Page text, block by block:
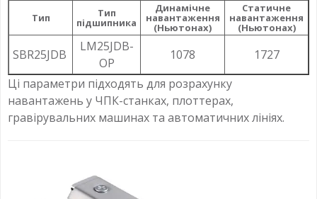
Тип Тип
підшипника
Динамічне
навантаження
(Ньютонах)
Статичне
навантаження
(Ньютонах)
SBR25JDB
LM25JDB-
OP
1078
1727
Ці параметри підходять для розрахунку
навантажень у ЧПК-станках, плоттерах,
гравірувальних машинах та автоматичних лініях.